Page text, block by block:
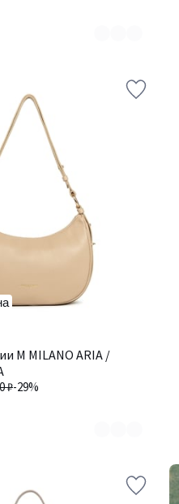
M MILANO ARIA /
₽-29%
-